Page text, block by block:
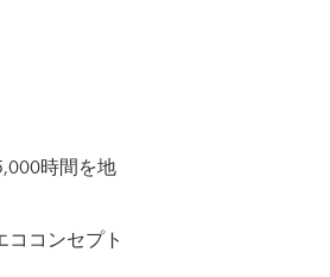
時間を地
コンセプト